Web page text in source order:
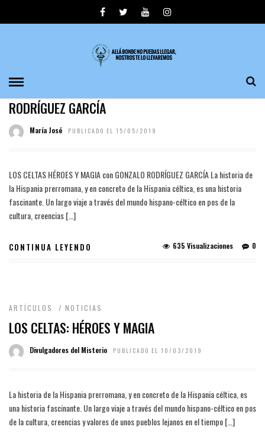
HEROES
LOS CELTAS HÉROES Y MAGIA CON GONZALO
RODRÍGUEZ GARCÍA
María José PUBLICADO EL 15/05/2019
LOS CELTAS HÉROES Y MAGIA con GONZALO RODRÍGUEZ GARCÍA La historia de
la Hispania prerromana, y en concreto de la Hispania céltica, es una historia
fascinante. Un largo viaje a través del mundo hispano-céltico en pos de la
cultura, creencias […]
CONTINUA LEYENDO 0
635 Visualizaciones
ARTÍCULOS / NOTICIAS
LOS CELTAS: HÉROES Y MAGIA
Divulgadores del Misterio PUBLICADO EL 10/03/2019
La historia de la Hispania prerromana, y en concreto de la Hispania céltica, es
una historia fascinante. Un largo viaje a través del mundo hispano-céltico en pos
de la cultura, creencias y valores de unos pueblos lejanos en el tiempo […]